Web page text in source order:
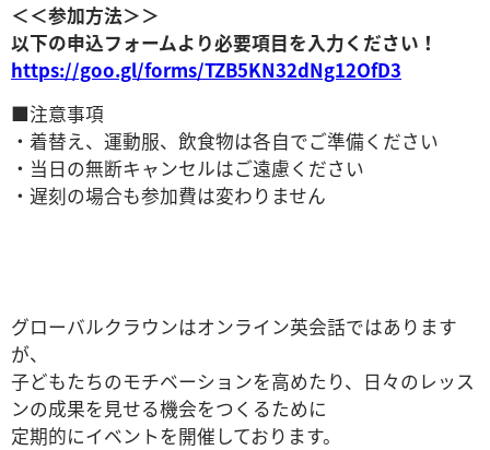
＜＜参加方法＞＞
以下の申込フォームより必要項目を入力ください！
https://goo.gl/forms/TZB5KN32dNg12OfD3
■注意事項
・着替え、運動服、飲食物は各自でご準備ください
・当日の無断キャンセルはご遠慮ください
・遅刻の場合も参加費は変わりません
グローバルクラウンはオンライン英会話ではあります
が、
子どもたちのモチベーションを高めたり、日々のレッス
ンの成果を見せる機会をつくるために
定期的にイベントを開催しております。